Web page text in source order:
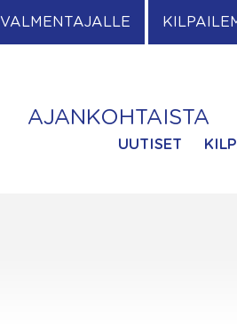
VALMENTAJALLE
AJANKOHTAISTA
UUTISET